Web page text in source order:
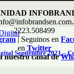
Septiembre 2021 –
2223.508499
| Seguinos en
en Twitter
nuestro canal de